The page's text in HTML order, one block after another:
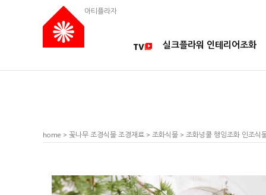
아티플라자
TV 실크플라워 인테리어조화
home > 꽃나무 조경식물 조경재료 > 조화식물 > 조화넝쿨 행잉조화 인조식